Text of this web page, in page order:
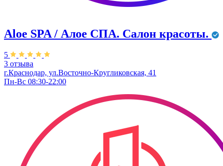
Aloe SPA / Алое СПА. Салон красоты.
5
3 отзыва
г.Краснодар, ул.Восточно-Кругликовская, 41
Пн-Вс 08:30-22:00